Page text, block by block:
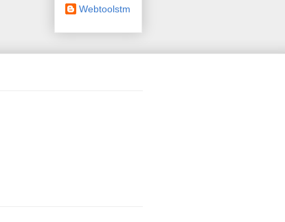
Webtoolstm